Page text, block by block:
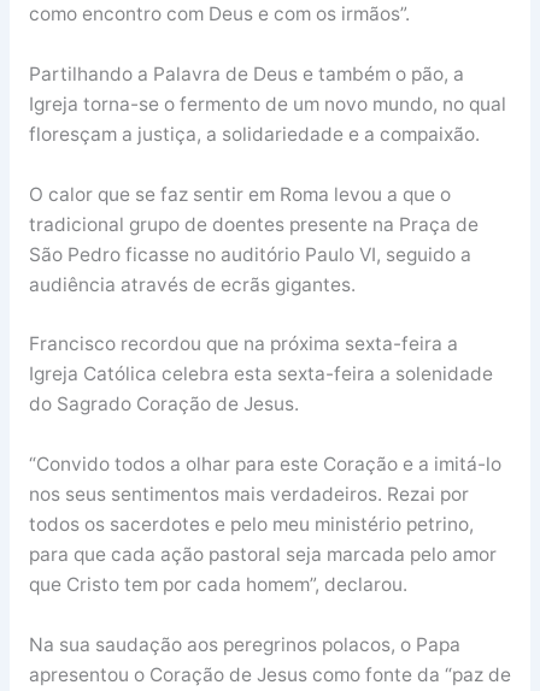
como encontro com Deus e com os irmãos”.
Partilhando a Palavra de Deus e também o pão, a
Igreja torna-se o fermento de um novo mundo, no qual
floresçam a justiça, a solidariedade e a compaixão.
O calor que se faz sentir em Roma levou a que o
tradicional grupo de doentes presente na Praça de
São Pedro ficasse no auditório Paulo VI, seguido a
audiência através de ecrãs gigantes.
Francisco recordou que na próxima sexta-feira a
Igreja Católica celebra esta sexta-feira a solenidade
do Sagrado Coração de Jesus.
“Convido todos a olhar para este Coração e a imitá-lo
nos seus sentimentos mais verdadeiros. Rezai por
todos os sacerdotes e pelo meu ministério petrino,
para que cada ação pastoral seja marcada pelo amor
que Cristo tem por cada homem”, declarou.
Na sua saudação aos peregrinos polacos, o Papa
apresentou o Coração de Jesus como fonte da “paz de